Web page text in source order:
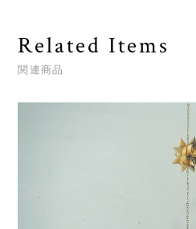
Related Items
関連商品